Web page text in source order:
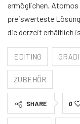
ermöglichen. Atomos
preiswerteste
die derzeit erhältlich
EDITING
ZUBEHÖR
SHARE 0